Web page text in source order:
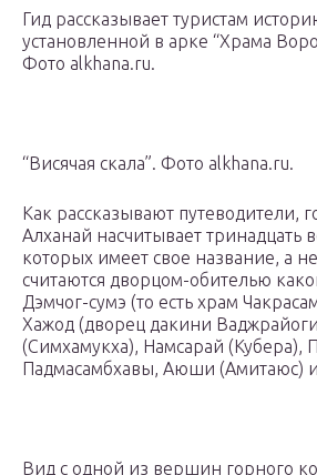
Гид рассказывает туристам
установленной в арке “Храма
Фото alkhana.ru.
“Висячая скала”. Фото alkhana.ru.
Как рассказывают путеводители,
Алханай насчитывает тринадцать
которых имеет свое название, а
считаются дворцом-обителью
Дэмчог-сумэ (то есть храм
Хажод (дворец дакини
(Симхамукха), Намсарай (Кубера),
Падмасамбхавы, Аюши (Амитаюс) и
Вид с одной из вершин горного